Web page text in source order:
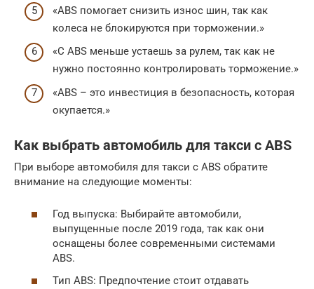
«ABS помогает снизить износ шин, так как
колеса не блокируются при торможении.»
«С ABS меньше устаешь за рулем, так как не
нужно постоянно контролировать торможение.»
«ABS – это инвестиция в безопасность, которая
окупается.»
Как выбрать автомобиль для такси с ABS
При выборе автомобиля для такси с ABS обратите
внимание на следующие моменты:
Год выпуска: Выбирайте автомобили,
выпущенные после 2019 года, так как они
оснащены более современными системами
ABS.
Тип ABS: Предпочтение стоит отдавать